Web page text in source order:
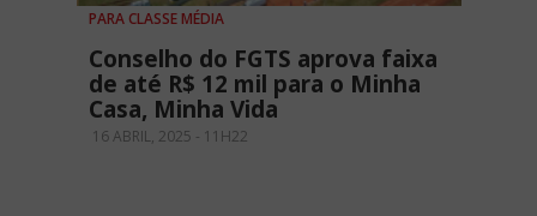
PARA CLASSE MÉDIA
Conselho do FGTS aprova faixa
de até R$ 12 mil para o Minha
Casa, Minha Vida
16 ABRIL, 2025 - 11H22